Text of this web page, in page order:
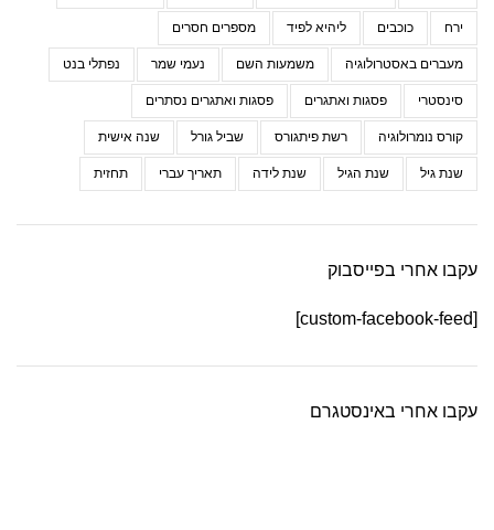
ירח כוכבים ליהיא לפיד מספרים חסרים
מעברים באסטרולוגיה משמעות השם נעמי שמר נפתלי בנט
סינסטרי פסגות ואתגרים פסגות ואתגרים נסתרים
קורס נומרולוגיה רשת פיתגורס שביל גורל שנה אישית
שנת גיל שנת הגיל שנת לידה תאריך עברי תחזית
עקבו אחרי בפייסבוק
[custom-facebook-feed]
עקבו אחרי באינסטגרם